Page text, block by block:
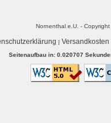
Nornenthal e.U. -
| Versandkosten
Seitenaufbau in: 0.020707